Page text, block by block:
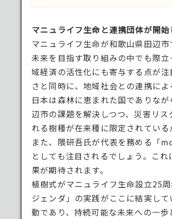
マニュライフ生命と連携団体が開
マニュライフ生命が和歌山県田辺
未来を目指す取り組みの中でも際
域経済の活性化にも寄与する点が
さと同時に、地域社会との連携に
日本は森林に恵まれた国でありな
辺市の課題を解決しつつ、災害リ
れる樹種が在来種に限定されてい
また、隈研吾氏が代表を務める「
としても注目されるでしょう。こ
果が期待されます。
植樹式がマニュライフ生命設立25
ジェンダ」の実践がここに結実し
動であり、持続可能な未来への一